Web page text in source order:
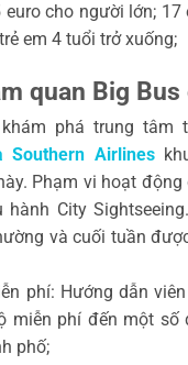
euro cho người lớn; 17
em 4 tuổi trở xuống;
quan Big Bus
phá trung tâm
Southern Airlines
Phạm vi hoạt
City
và cuối tuần
phí: Hướng dẫn
miễn phí đến một số
phố;